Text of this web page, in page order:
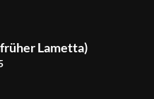
Lametta)